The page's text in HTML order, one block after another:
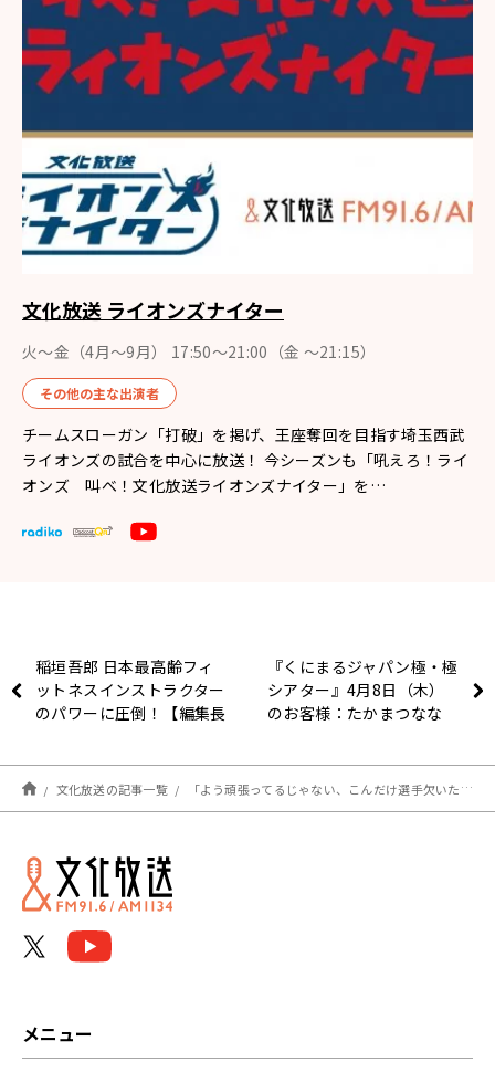
文化放送 ライオンズナイター
火～金（4月〜9月） 17:50～21:00（金 ～21:15）
その他の主な出演者
チームスローガン「打破」を掲げ、王座奪回を目指す埼玉西武
ライオンズの試合を中心に放送！ 今シーズンも「吼えろ！ライ
オンズ 叫べ！文化放送ライオンズナイター」を…
稲垣吾郎 日本最高齢フィ
ットネスインストラクター
のパワーに圧倒！【編集長
『くにまるジャパン極・極
シアター』4月8日（木）
のお客様：たかまつなな
文化放送の記事一覧 「よう頑張ってるじゃない、こんだけ選手欠いた中で上出来ですよ」…本日の【#辻コメ】
メニュー